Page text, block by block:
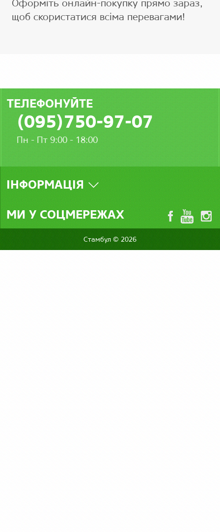
Оформіть онлайн-покупку прямо зараз,
щоб скористатися всіма перевагами!
МИ У СОЦМЕРЕЖАХ
ТЕЛЕФОНУЙТЕ
(095)750-97-07
Пн - Пт 9:00 - 18:00
ІНФОРМАЦІЯ
Стамбул © 2026